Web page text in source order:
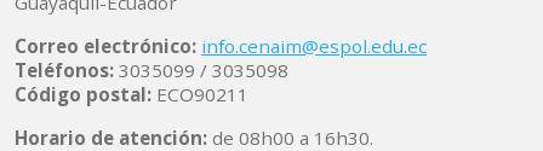
Correo electrónico: info.cenaim@espol.edu.ec
Teléfonos: 3035099 / 3035098
Código postal: ECO90211
Horario de atención: de 08h00 a 16h30.